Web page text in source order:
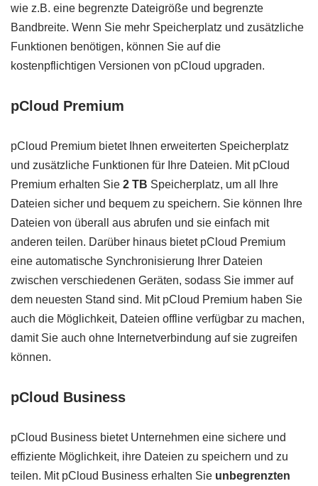
wie z.B. eine begrenzte Dateigröße und begrenzte
Bandbreite. Wenn Sie mehr Speicherplatz und zusätzliche
Funktionen benötigen, können Sie auf die
kostenpflichtigen Versionen von pCloud upgraden.
pCloud Premium
pCloud Premium bietet Ihnen erweiterten Speicherplatz
und zusätzliche Funktionen für Ihre Dateien. Mit pCloud
Premium erhalten Sie 2 TB Speicherplatz, um all Ihre
Dateien sicher und bequem zu speichern. Sie können Ihre
Dateien von überall aus abrufen und sie einfach mit
anderen teilen. Darüber hinaus bietet pCloud Premium
eine automatische Synchronisierung Ihrer Dateien
zwischen verschiedenen Geräten, sodass Sie immer auf
dem neuesten Stand sind. Mit pCloud Premium haben Sie
auch die Möglichkeit, Dateien offline verfügbar zu machen,
damit Sie auch ohne Internetverbindung auf sie zugreifen
können.
pCloud Business
pCloud Business bietet Unternehmen eine sichere und
effiziente Möglichkeit, ihre Dateien zu speichern und zu
teilen. Mit pCloud Business erhalten Sie unbegrenzten